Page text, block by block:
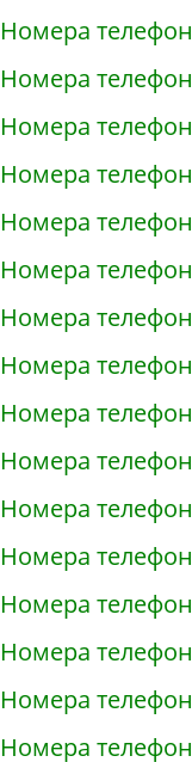
Номера
Номера
Номера
Номера
Номера
Номера
Номера
Номера
Номера
Номера
Номера
Номера
Номера
Номера
Номера
Номера